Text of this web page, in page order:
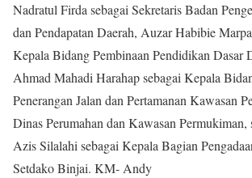
Nadratul Firda sebagai Sekretaris Badan
dan Pendapatan Daerah, Auzar Habibie
Kepala Bidang Pembinaan Pendidikan Dasar
Ahmad Mahadi Harahap sebagai Kepala
Penerangan Jalan dan Pertamanan Kawasan
Dinas Perumahan dan Kawasan Permukiman,
Azis Silalahi sebagai Kepala Bagian
Setdako Binjai. KM- Andy